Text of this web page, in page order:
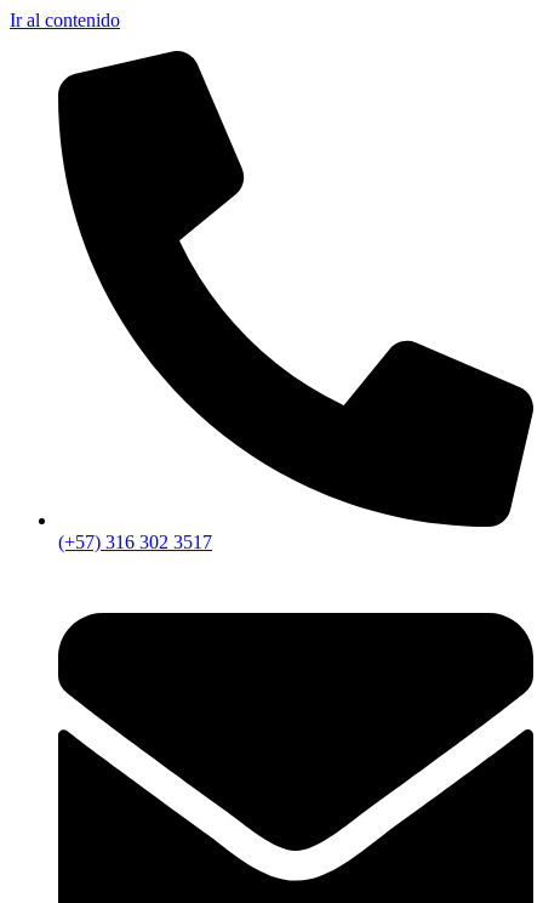
Ir al contenido
(+57) 316 302 3517